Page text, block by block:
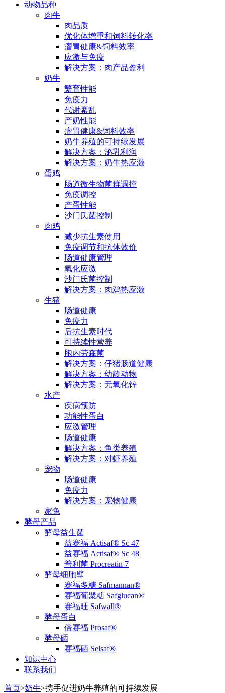
动物品种
肉牛
肉品质
优化体增重和饲料转化率
瘤胃健康&饲料效率
应激与免疫
解决方案：肉产品盈利
奶牛
繁育性能
免疫力
代谢紊乱
产奶性能
瘤胃健康&饲料效率
奶牛养殖的可持续发展
解决方案：泌乳利润
解决方案：奶牛热应激
蛋鸡
肠道微生物菌群调控
免疫调控
产蛋性能
沙门氏菌控制
肉鸡
减少抗生素使用
免疫调节和抗体效价
肠道健康管理
氧化应激
沙门氏菌控制
解决方案：肉鸡热应激
生猪
肠道健康
免疫力
后抗生素时代
可持续性营养
胞内劳森菌
解决方案：仔猪肠道健康
解决方案：幼龄动物
解决方案：无氧化锌
水产
疾病预防
功能性蛋白
应激管理
肠道健康
解决方案：鱼类养殖
解决方案：对虾养殖
宠物
肠道健康
免疫力
解决方案：宠物健康
家兔
酵母产品
酵母益生菌
益赛福 Actisaf® Sc 47
益赛福 Actisaf® Sc 48
普利菌 Procreatin 7
酵母细胞壁
赛福多糖 Safmannan®
赛福葡聚糖 Safglucan®
赛福旺 Safwall®
酵母蛋白
倍赛福 Prosaf®
酵母硒
赛福硒 Selsaf®
知识中心
联系我们
首页>奶牛>携手促进奶牛养殖的可持续发展